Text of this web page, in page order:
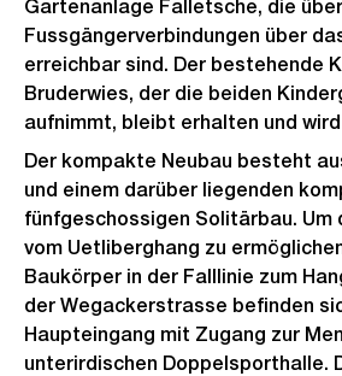
Gartenanlage Falletsche, die
Fussgängerverbindungen über
erreichbar sind. Der bestehende
Bruderwies, der die beiden
aufnimmt, bleibt erhalten und
Der kompakte Neubau besteht
und einem darüber liegenden
fünfgeschossigen Solitärbau.
vom Uetliberghang zu
Baukörper in der Falllinie zum
der Wegackerstrasse befinden
Haupteingang mit Zugang zur
unterirdischen Doppelsporthalle.